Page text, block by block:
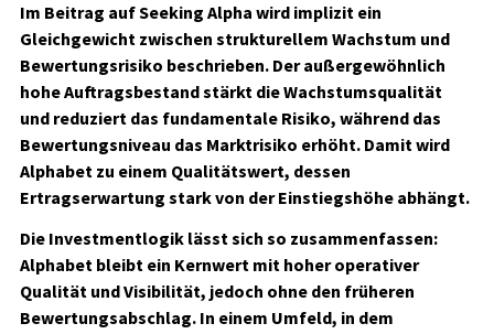
Im Beitrag auf Seeking Alpha wird implizit ein
Gleichgewicht zwischen strukturellem Wachstum und
Bewertungsrisiko beschrieben. Der außergewöhnlich
hohe Auftragsbestand stärkt die Wachstumsqualität
und reduziert das fundamentale Risiko, während das
Bewertungsniveau das Marktrisiko erhöht. Damit wird
Alphabet zu einem Qualitätswert, dessen
Ertragserwartung stark von der Einstiegshöhe abhängt.
Die Investmentlogik lässt sich so zusammenfassen:
Alphabet bleibt ein Kernwert mit hoher operativer
Qualität und Visibilität, jedoch ohne den früheren
Bewertungsabschlag. In einem Umfeld, in dem